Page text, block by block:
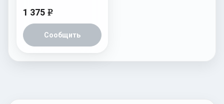
1 375 e
Сообщить